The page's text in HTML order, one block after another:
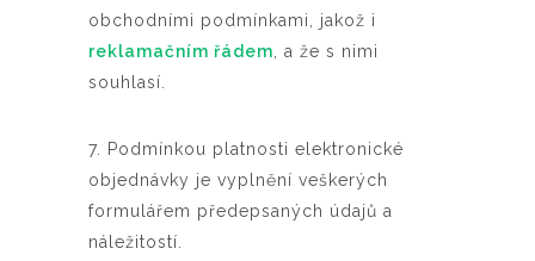
obchodními podmínkami, jakož i
reklamačním řádem , a že s nimi
souhlasí.
7. Podmínkou platnosti elektronické
objednávky je vyplnění veškerých
formulářem předepsaných údajů a
náležitostí.